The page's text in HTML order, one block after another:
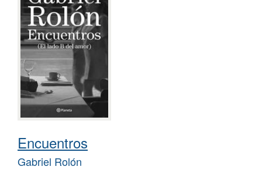
Encuentros
Gabriel Rolón